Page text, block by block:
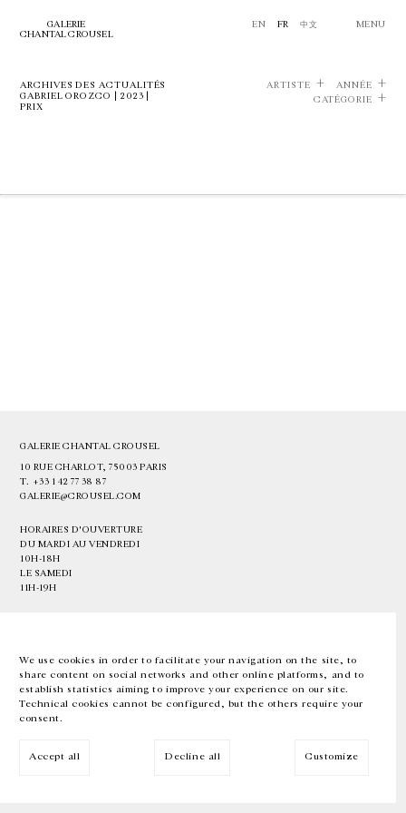
We use cookies in order to facilitate your navigation on the site, to
share content on social networks and other online platforms, and to
establish statistics aiming to improve your experience on our site.
Technical cookies cannot be configured, but the others require your
consent.
Accept all Decline all Customize
GALERIE
CHANTAL CROUSEL
EN FR 中文 MENU
ARCHIVES DES ACTUALITÉS
GABRIEL OROZCO | 2023 |
PRIX
ARTISTE
ANNÉE
CATÉGORIE
GALERIE CHANTAL CROUSEL
10 RUE CHARLOT, 75003 PARIS
T. +33 1 42 77 38 87
GALERIE@CROUSEL.COM
HORAIRES D'OUVERTURE
DU MARDI AU VENDREDI
10H-18H
LE SAMEDI
11H-19H
EN FR 中文 Facebook Instagram
Inscrivez-vous à notre newsletter